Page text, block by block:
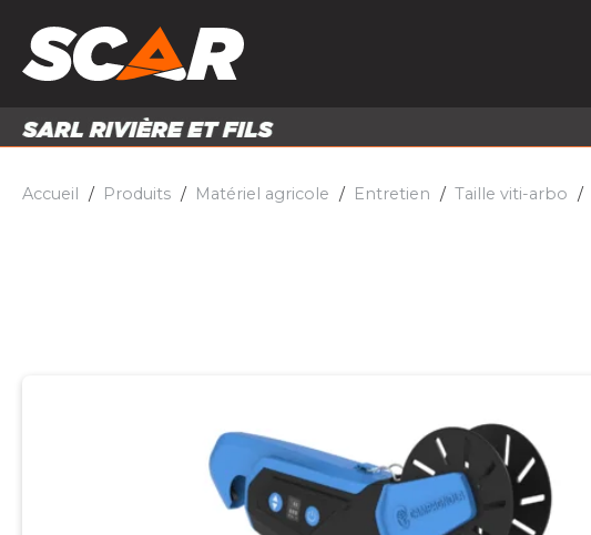
PIÈCES ET ACCESSOIRES
Accueil Produits Matériel agricole Entretien Taille viti-arbo